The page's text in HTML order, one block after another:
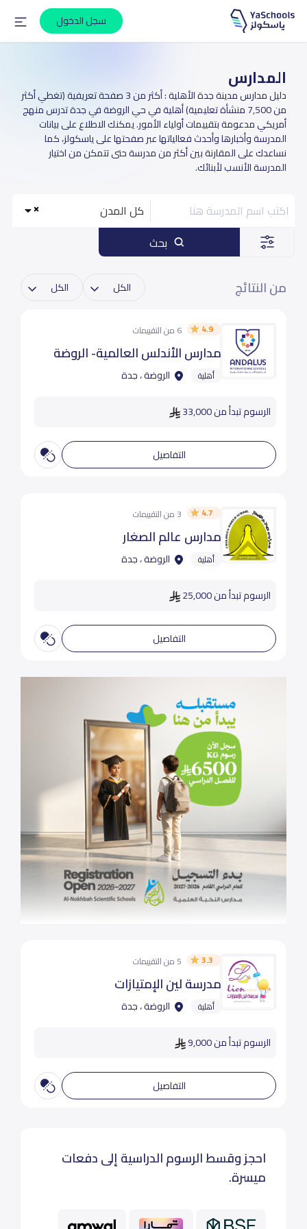
سجل الدخول
المدارس
دليل مدارس مدينة جدة الأهلية : أكثر من 3 صفحة تعريفية (تغطي أكثر
من 7,500 منشأة تعليمية) أهلية في حي الروضة في جدة تدرس منهج
أمريكي مدعومة بتقييمات أولياء الأمور. يمكنك الاطلاع على بيانات
المدرسة وأخبارها وأحدث فعالياتها عبر صفحتها على ياسكولز، كما
نساعدك على المقارنة بين أكثر من مدرسة حتى تتمكن من اختيار
المدرسة الأنسب لأبنائك.
كل المدن
من النتائج
4.9 6 من التقييمات
مدارس الأندلس العالمية- الروضة
أهلية الروضة ، جدة
الرسوم تبدأ من 33,000
التفاصيل
4.7 3 من التقييمات
مدارس عالم الصغار
أهلية الروضة ، جدة
الرسوم تبدأ من 25,000
التفاصيل
3.3 5 من التقييمات
مدرسة لين الإمتيازات
أهلية الروضة ، جدة
الرسوم تبدأ من 9,000
التفاصيل
احجز وقسط الرسوم الدراسية إلى دفعات
ميسرة.